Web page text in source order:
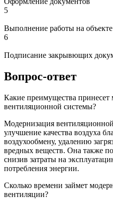
5
Выполнение работы на объекте
6
Подписание закрывющих
Вопрос-ответ
Какие преимущества принесет
вентиляционной системы?
Модернизация
улучшение качества воздуха
воздухообмену, удалению
вредных веществ. Она также
снизив затраты на
потребления энергии.
Сколько времени займет
вентиляции?